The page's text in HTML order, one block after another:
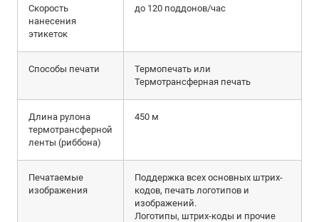
Скорость
нанесения
этикеток
до 120 поддонов/час
Способы печати
Термопечать или
Термотрансферная печать
Длина рулона
термотрансферной
ленты (риббона)
450 м
Печатаемые
изображения
Поддержка всех основных штрих-
кодов, печать логотипов и
изображений.
Логотипы, штрих-коды и прочие